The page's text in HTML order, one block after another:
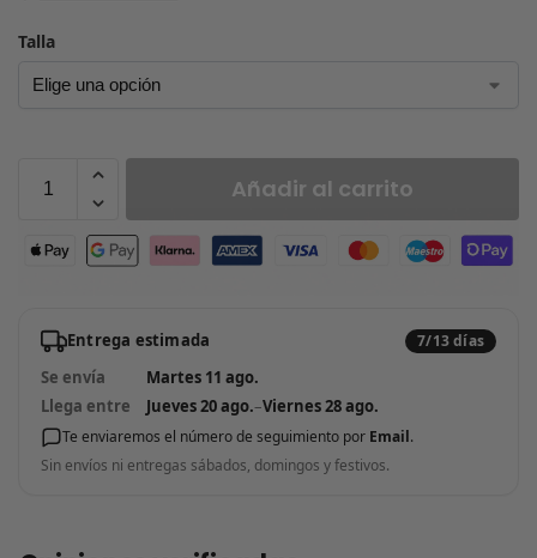
Talla
Añadir al carrito
Entrega estimada 7/13 días
Se envía
Martes 11 ago.
Llega entre
Jueves 20 ago.–Viernes 28 ago.
Te enviaremos el número de seguimiento por Email.
Sin envíos ni entregas sábados, domingos y festivos.